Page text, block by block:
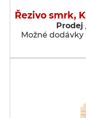
Řezivo smrk,
Prodej
Možné